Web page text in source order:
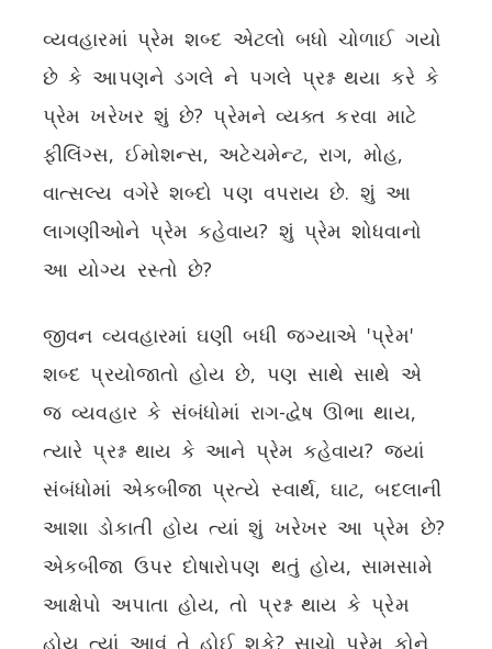
વ્યવહારમાં પ્રેમ શબ્દ એટલો બધો ચોળાઈ ગયો
છે કે આપણને ડગલે ને પગલે પ્રશ્ન થયા કરે કે
પ્રેમ ખરેખર શું છે? પ્રેમને વ્યક્ત કરવા માટે
ફીલિંગ્સ, ઈમોશન્સ, અટેચમેન્ટ, રાગ, મોહ,
વાત્સલ્ય વગેરે શબ્દો પણ વપરાય છે. શું આ
લાગણીઓને પ્રેમ કહેવાય? શું પ્રેમ શોધવાનો
આ યોગ્ય રસ્તો છે?
જીવન વ્યવહારમાં ઘણી બધી જગ્યાએ 'પ્રેમ'
શબ્દ પ્રયોજાતો હોય છે, પણ સાથે સાથે એ
જ વ્યવહાર કે સંબંધોમાં રાગ-દ્વેષ ઊભા થાય,
ત્યારે પ્રશ્ન થાય કે આને પ્રેમ કહેવાય? જ્યાં
સંબંધોમાં એકબીજા પ્રત્યે સ્વાર્થ, ઘાટ, બદલાની
આશા ડોકાતી હોય ત્યાં શું ખરેખર આ પ્રેમ છે?
એકબીજા ઉપર દોષારોપણ થતું હોય, સામસામે
આક્ષેપો અપાતા હોય, તો પ્રશ્ન થાય કે પ્રેમ
હોય ત્યાં આવું તે હોઈ શકે? સાચો પ્રેમ કોને